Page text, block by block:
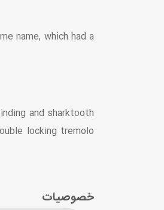
name, which had a
and sharktooth
locking tremolo
خصوصیات